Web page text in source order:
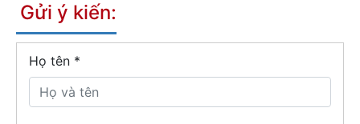
Gửi ý kiến:
Họ tên *